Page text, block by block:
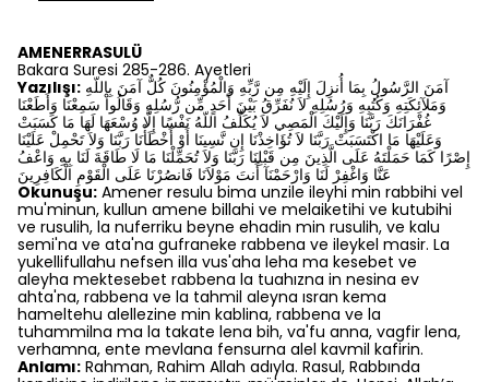
AMENERRASULÜ
Bakara Suresi 285-286. Ayetleri
Yazılışı:
وَمَلآئِكَتِهِ وَكُتُبِهِ وَرُسُلِهِ لاَ نُفَرِّقُ بَيْنَ أَحَدٍ مِّن رُّسُلِهِ وَقَالُواْ سَمِعْنَا وَأَطَعْنَا
غُفْرَانَكَ رَبَّنَا وَإِلَيْكَ الْمَصِي لاَ يُكَلِّفُ اللّهُ نَفْسًا إِلَّا وُسْعَهَا لَهَا مَا كَسَبَتْ
وَعَلَيْهَا مَا اكْتَسَبَتْ رَبَّنَا لاَ تُؤَاخِذْنَا إِن نَّسِينَا أَوْ أَخْطَأْنَا رَبَّنَا وَلاَ تَحْمِلْ عَلَيْنَا
إِصْرًا كَمَا حَمَلْتَهُ عَلَى الَّذِينَ مِن قَبْلِنَا رَبَّنَا وَلاَ تُحَمِّلْنَا مَا لَا طَاقَةَ لَنَا بِهِ وَاعْفُ
عَنَّا وَاغْفِرْ لَنَا وَارْحَمْنَآ أَنتَ مَوْلاَنَا فَانصُرْنَا عَلَى الْقَوْمِ الْكَافِرِينَ
Okunuşu: Amener resulu bima unzile ileyhi min rabbihi vel
mu'minun, kullun amene billahi ve melaiketihi ve kutubihi
ve rusulih, la nuferriku beyne ehadin min rusulih, ve kalu
semi'na ve ata'na gufraneke rabbena ve ileykel masir. La
yukellifullahu nefsen illa vus'aha leha ma kesebet ve
aleyha mektesebet rabbena la tuahızna in nesina ev
ahta'na, rabbena ve la tahmil aleyna ısran kema
hameltehu alellezine min kablina, rabbena ve la
tuhammilna ma la takate lena bih, va'fu anna, vagfir lena,
verhamna, ente mevlana fensurna alel kavmil kafirin.
Anlamı: Rahman, Rahim Allah adıyla. Rasul, Rabbında